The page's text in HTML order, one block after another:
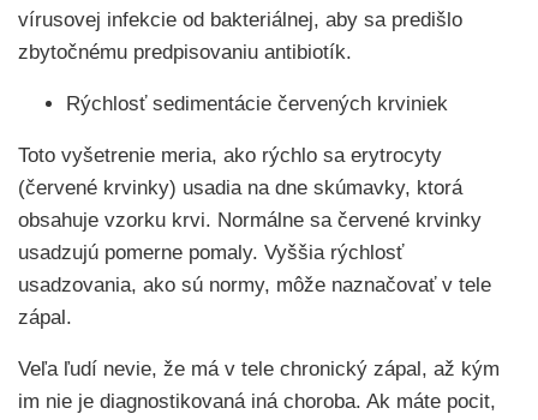
vírusovej infekcie od bakteriálnej, aby sa predišlo
zbytočnému predpisovaniu antibiotík.
Rýchlosť sedimentácie červených krviniek
Toto vyšetrenie meria, ako rýchlo sa erytrocyty
(červené krvinky) usadia na dne skúmavky, ktorá
obsahuje vzorku krvi. Normálne sa červené krvinky
usadzujú pomerne pomaly. Vyššia rýchlosť
usadzovania, ako sú normy, môže naznačovať v tele
zápal.
Veľa ľudí nevie, že má v tele chronický zápal, až kým
im nie je diagnostikovaná iná choroba. Ak máte pocit,